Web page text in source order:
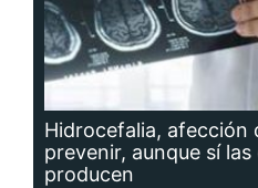
Hidrocefalia, afección
prevenir, aunque sí las
producen